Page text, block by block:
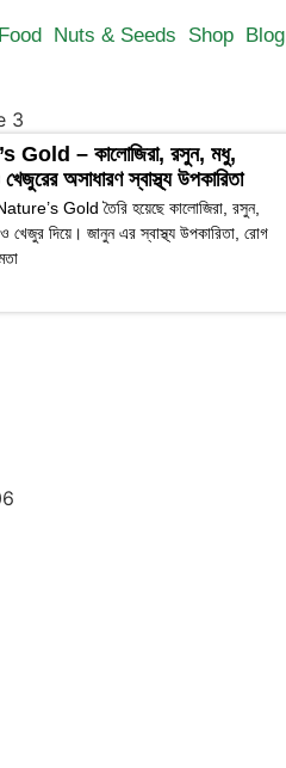
Nuts & Seeds Shop Blog
3
Gold – কালোজিরা, রসুন, মধু,
অসাধারণ স্বাস্থ্য উপকারিতা
Gold তৈরি হয়েছে কালোজিরা, রসুন,
খেজুর দিয়ে। জানুন এর স্বাস্থ্য উপকারিতা, রোগ